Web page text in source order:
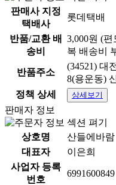
판매사 지정
택배사
롯데택배
반품/교환 배
송비
3,000원 (
복 배송비
반품주소
(34521) 대
8(용운동)
정책 상세
상세보기
판매자 정보
상호명
산들에바람
대표자
이은희
사업자 등록
번호
6991600849